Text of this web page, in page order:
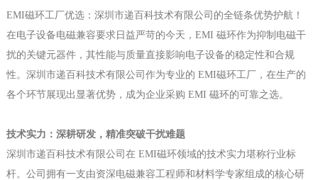
EMI磁环工厂优选：深圳市递百科技术有限公司的全链条优势护航！
在电子设备电磁兼容要求日益严苛的今天，EMI 磁环作为抑制电磁干
扰的关键元器件，其性能与质量直接影响电子设备的稳定性和合规
性。深圳市递百科技术有限公司作为专业的 EMI磁环工厂，在生产的
各个环节展现出显著优势，成为企业采购 EMI 磁环的可靠之选。
技术实力：深耕研发，精准突破干扰难题
深圳市递百科技术有限公司在 EMI磁环领域的技术实力堪称行业标
杆。公司拥有一支由资深电磁兼容工程师和材料学专家组成的核心研